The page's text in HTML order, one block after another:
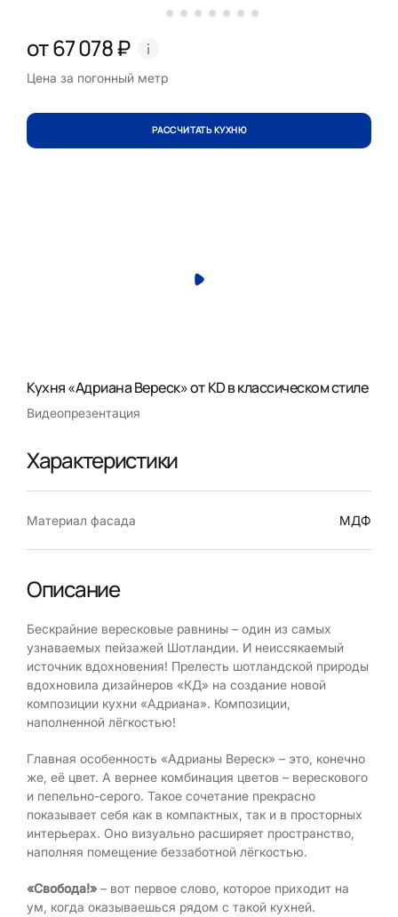
от 67 078 ₽
Цена за погонный метр
РАССЧИТАТЬ КУХНЮ
Кухня «Адриана Вереск» от КD в классическом стиле
Видеопрезентация
Характеристики
Материал фасада МДФ
Описание
Бескрайние вересковые равнины – один из самых
узнаваемых пейзажей Шотландии. И неиссякаемый
источник вдохновения! Прелесть шотландской природы
вдохновила дизайнеров «КД» на создание новой
композиции кухни «Адриана». Композиции,
наполненной лёгкостью!
Главная особенность «Адрианы Вереск» – это, конечно
же, её цвет. А вернее комбинация цветов – верескового
и пепельно-серого. Такое сочетание прекрасно
показывает себя как в компактных, так и в просторных
интерьерах. Оно визуально расширяет пространство,
наполняя помещение беззаботной лёгкостью.
«Свобода!»– вот первое слово, которое приходит на
ум, когда оказываешься рядом с такой кухней.